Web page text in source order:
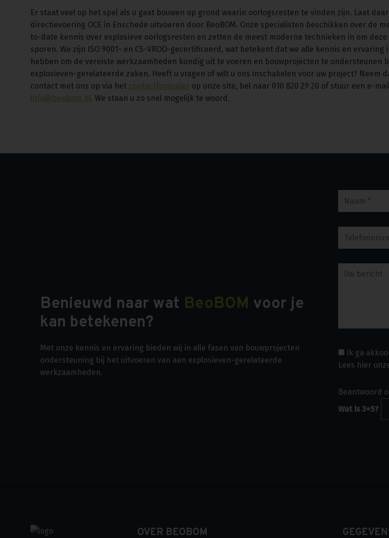
Er staat veel op het spel als u gaat bouwen op grond waarin oorlogsresten te vinden zijn. Laat
directievoering OCE in Enschede uitvoeren door BeoBOM. Onze specialisten beschikken over de
to-date kennis over explosieve oorlogsresten en zetten de meest moderne technieken in om deze
sporen. We zijn ISO 9001- en CS-VROO-gecertificeerd, wat betekent dat we alle kennis en ervaring
hebben om de vereiste werkzaamheden kundig uit te voeren en bouwprojecten te ondersteunen
explosieven-gerelateerde zaken. Heeft u vragen of wilt u ons inschakelen voor uw project? Neem
contact met ons op via het contactformulier op onze site, bel naar 010 820 29 20 of stuur een e-
info@beobom.nl . We staan u zo snel mogelijk te woord.
Benieuwd naar wat BeoBOM voor je
kan betekenen?
Met onze kennis en ervaring bieden wij in alle fasen van bouwprojecten
ondersteuning bij het uitvoeren van aan explosieven-gerelateerde
werkzaamheden.
Ik ga
Lees hier
Beantwoord
Wat is 3+5?
OVER BEOBOM